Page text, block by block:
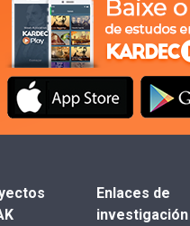
Enlaces de
investigación